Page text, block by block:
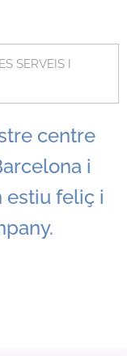
SERVEIS I
centre
i
estiu feliç i